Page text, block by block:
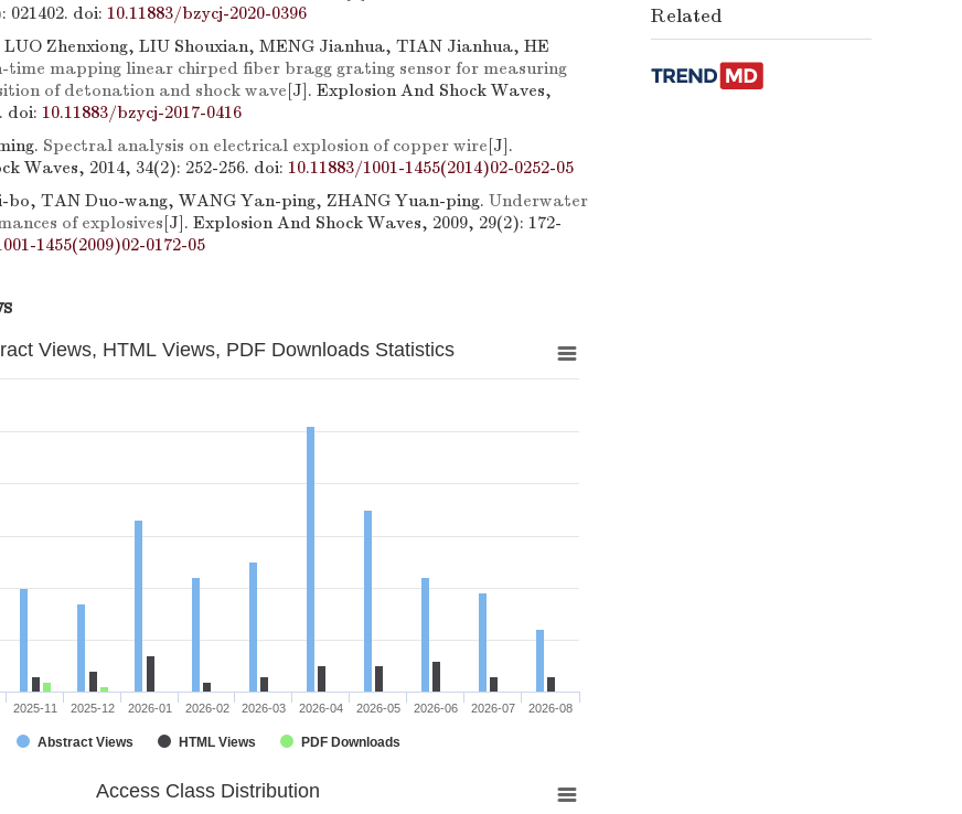
021402. doi: 10.11883/bzycj-2020-0396
Zhenxiong, LIU Shouxian, MENG Jianhua, TIAN Jianhua, HE
time mapping linear chirped fiber bragg grating sensor for measuring
of detonation and shock wave[J]. Explosion And Shock Waves,
doi: 10.11883/bzycj-2017-0416
Spectral analysis on electrical explosion of copper wire[J].
Waves, 2014, 34(2): 252-256. doi: 10.11883/1001-1455(2014)02-0252-05
bo, TAN Duo-wang, WANG Yan-ping, ZHANG Yuan-ping. Underwater
of explosives[J]. Explosion And Shock Waves, 2009, 29(2): 172-
1455(2009)02-0172-05
Views, HTML Views, PDF Downloads Statistics
Abstract Views HTML Views PDF Downloads
2025-11 2025-12 2026-01 2026-02 2026-03 2026-04 2026-05 2026-06 2026-07 2026-08
Access Class Distribution
Related